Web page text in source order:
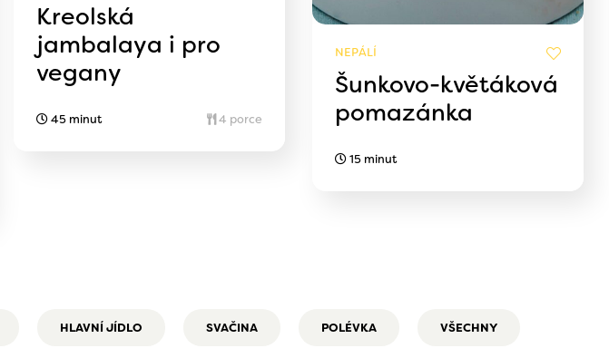
Kreolská
jambalaya i pro
vegany
45 minut 4 porce
NEPÁLÍ
Šunkovo-květáková
pomazánka
15 minut
HLAVNÍ JÍDLO SVAČINA POLÉVKA VŠECHNY